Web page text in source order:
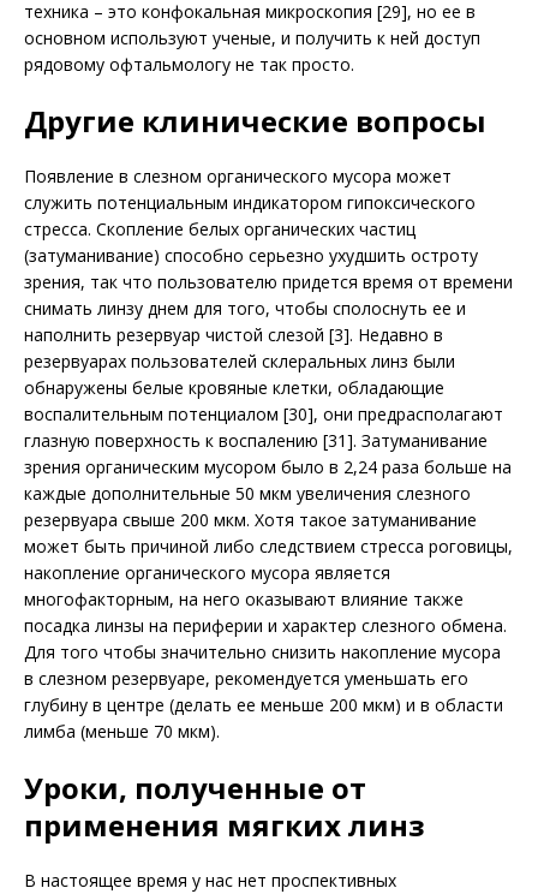
техника – это конфокальная микроскопия [29], но ее в
основном используют ученые, и получить к ней доступ
рядовому офтальмологу не так просто.
Другие клинические вопросы
Появление в слезном органического мусора может
служить потенциальным индикатором гипоксического
стресса. Скопление белых органических частиц
(затуманивание) способно серьезно ухудшить остроту
зрения, так что пользователю придется время от времени
снимать линзу днем для того, чтобы сполоснуть ее и
наполнить резервуар чистой слезой [3]. Недавно в
резервуарах пользователей склеральных линз были
обнаружены белые кровяные клетки, обладающие
воспалительным потенциалом [30], они предрасполагают
глазную поверхность к воспалению [31]. Затуманивание
зрения органическим мусором было в 2,24 раза больше на
каждые дополнительные 50 мкм увеличения слезного
резервуара свыше 200 мкм. Хотя такое затуманивание
может быть причиной либо следствием стресса роговицы,
накопление органического мусора является
многофакторным, на него оказывают влияние также
посадка линзы на периферии и характер слезного обмена.
Для того чтобы значительно снизить накопление мусора
в слезном резервуаре, рекомендуется уменьшать его
глубину в центре (делать ее меньше 200 мкм) и в области
лимба (меньше 70 мкм).
Уроки, полученные от
применения мягких линз
В настоящее время у нас нет проспективных